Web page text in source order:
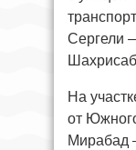
Сергели
На
от
Мирабад